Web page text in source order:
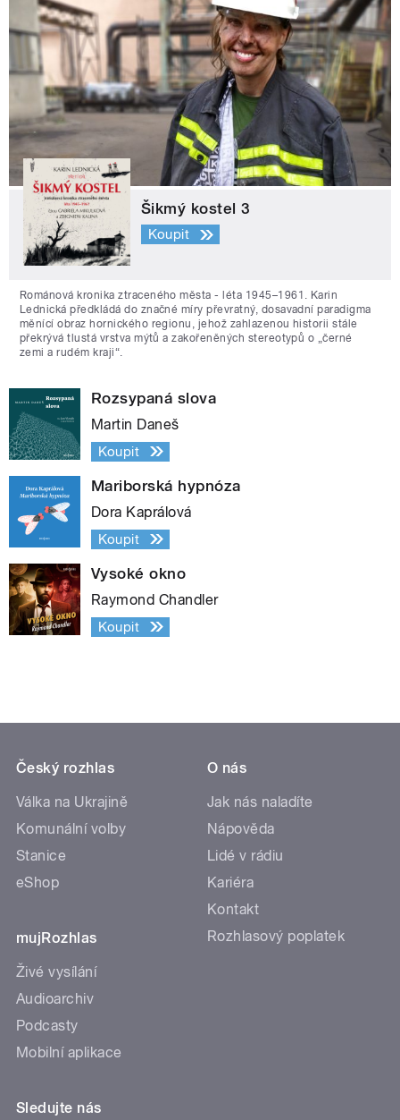
Šikmý kostel 3
Koupit
Románová kronika ztraceného města - léta 1945–1961. Karin
Lednická předkládá do značné míry převratný, dosavadní paradigma
měnící obraz hornického regionu, jehož zahlazenou historii stále
překrývá tlustá vrstva mýtů a zakořeněných stereotypů o „černé
zemi a rudém kraji“.
Rozsypaná slova
Martin Daneš
Koupit
Mariborská hypnóza
Dora Kaprálová
Koupit
Vysoké okno
Raymond Chandler
Koupit
Český rozhlas
Válka na Ukrajině
Komunální volby
Stanice
eShop
mujRozhlas
Živé vysílání
Audioarchiv
Podcasty
Mobilní aplikace
O nás
Jak nás naladíte
Nápověda
Lidé v rádiu
Kariéra
Kontakt
Rozhlasový poplatek
Sledujte nás